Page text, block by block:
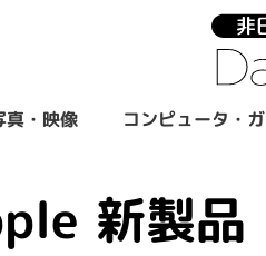
真・映像 コンピュータ・
新製